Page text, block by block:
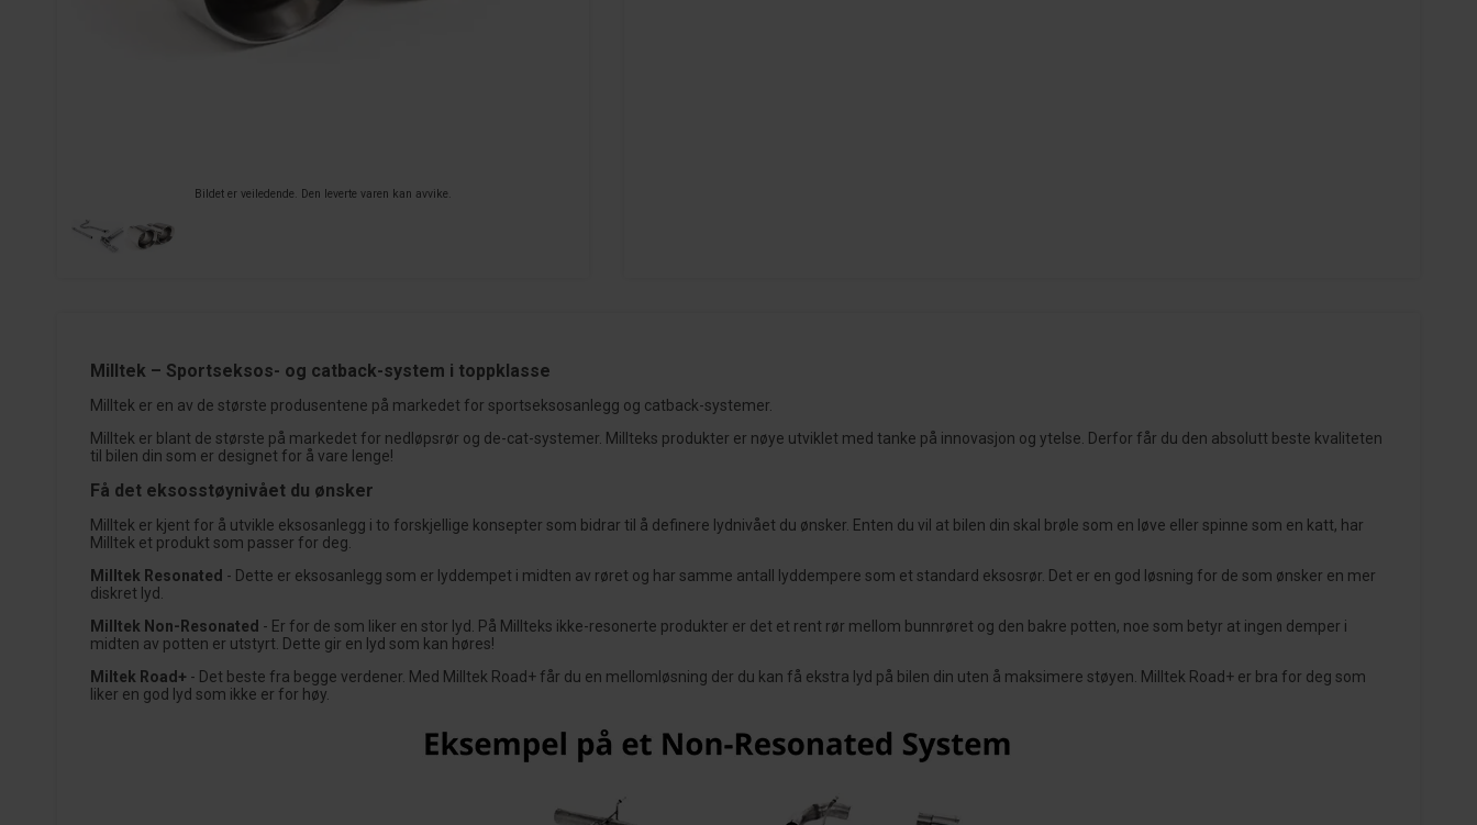
Bildet er veiledende. Den leverte varen kan avvike.
Milltek – Sportseksos- og catback-system i toppklasse
Milltek er en av de største produsentene på markedet for sportseksosanlegg og catback-systemer.
Milltek er blant de største på markedet for nedløpsrør og de-cat-systemer. Millteks produkter er nøye utviklet med tanke på innovasjon og ytelse. Derfor får du den absolutt beste kvaliteten
til bilen din som er designet for å vare lenge!
Få det eksosstøynivået du ønsker
Milltek er kjent for å utvikle eksosanlegg i to forskjellige konsepter som bidrar til å definere lydnivået du ønsker. Enten du vil at bilen din skal brøle som en løve eller spinne som en katt, har
Milltek et produkt som passer for deg.
Milltek Resonated - Dette er eksosanlegg som er lyddempet i midten av røret og har samme antall lyddempere som et standard eksosrør. Det er en god løsning for de som ønsker en mer
diskret lyd.
Milltek Non-Resonated - Er for de som liker en stor lyd. På Millteks ikke-resonerte produkter er det et rent rør mellom bunnrøret og den bakre potten, noe som betyr at ingen demper i
midten av potten er utstyrt. Dette gir en lyd som kan høres!
Miltek Road+ - Det beste fra begge verdener. Med Milltek Road+ får du en mellomløsning der du kan få ekstra lyd på bilen din uten å maksimere støyen. Milltek Road+ er bra for deg som
liker en god lyd som ikke er for høy.